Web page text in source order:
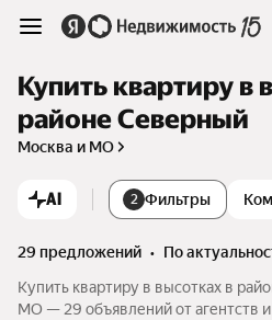
Купить квартиру в
районе Северный
Москва и МО
AI 2 Фильтры
29 предложений •
по
Купить квартиру в высотках в
МО — 29 объявлений от агентств